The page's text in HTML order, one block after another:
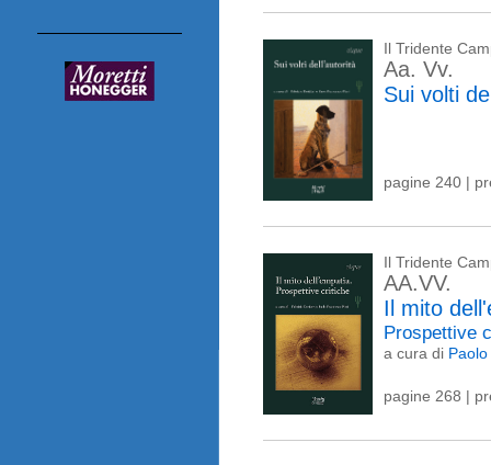
Il Tridente
Aa. Vv.
Sui volti
pagine 240 |
Il Tridente
AA.VV.
Il mito
Prospettive
a cura di
pagine 268 |